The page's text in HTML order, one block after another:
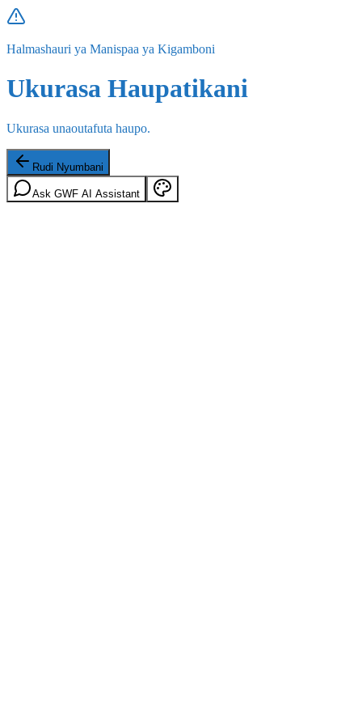
Halmashauri ya Manispaa ya Kigamboni
Ukurasa Haupatikani
Ukurasa unaoutafuta haupo.
Rudi Nyumbani
Ask GWF AI Assistant